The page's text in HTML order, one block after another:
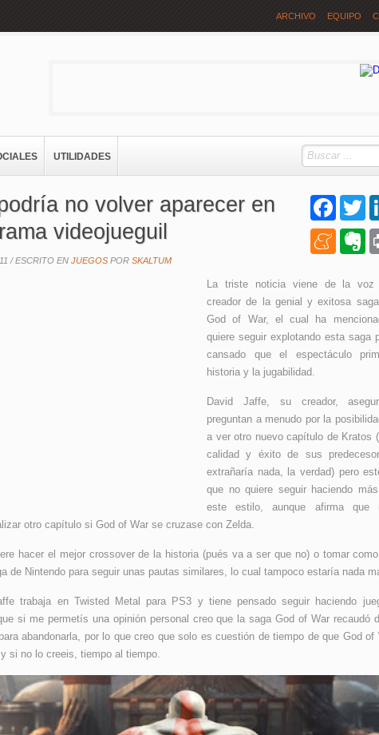
ARCHIVO EQUIPO
UTILIDADES
Facebook
no volver aparecer en
videojueguil
/ESCRITO EN JUEGOS POR SKALTUM
La triste noticia viene de la voz
creador de la genial y exitosa
God of War, el cual ha
quiere seguir explotando esta saga
cansado que el espectáculo
historia y la jugabilidad.
David Jaffe, su creador,
preguntan a menudo por la
a ver otro nuevo capítulo de Kratos
calidad y éxito de sus
extrañaría nada, la verdad) pero
que no quiere seguir haciendo
este estilo, aunque afirma que
otro capítulo si God of War se cruzase con Zelda.
hacer el mejor crossover de la historia (pués va a ser que no) o tomar
de Nintendo para seguir unas pautas similares, lo cual tampoco estaría nada
trabaja en Twisted Metal para PS3 y tiene pensado seguir haciendo
si me permetís una opinión personal creo que la saga God of War recaudó
abandonarla, por lo que creo que solo es cuestión de tiempo de que God of
si no lo creeis, tiempo al tiempo.